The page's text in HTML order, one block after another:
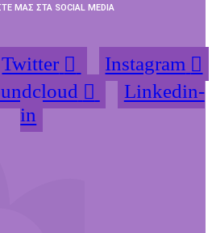
ΜΑΣ ΣΤΑ SOCIAL MEDIA
Twitter
Instagram
Linkedin-
in